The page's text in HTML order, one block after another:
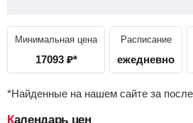
Минимальная цена
17093 ₽*
Расписание
ежедневно
*Найденные на нашем сайте за
Календарь цен